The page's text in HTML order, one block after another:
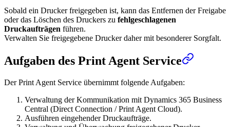
Sobald ein Drucker freigegeben ist, kann das Entfernen der Freigabe
oder das Löschen des Druckers zu fehlgeschlagenen
Druckaufträgen führen.
Verwalten Sie freigegebene Drucker daher mit besonderer Sorgfalt.
Aufgaben des Print Agent Service
Der Print Agent Service übernimmt folgende Aufgaben:
Verwaltung der Kommunikation mit Dynamics 365 Business
Central (Direct Connection / Print Agent Cloud).
Ausführen eingehender Druckaufträge.